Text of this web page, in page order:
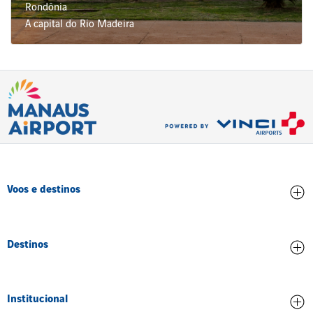
Rondônia
A capital do Rio Madeira
Voos e destinos
Partidas
Destinos
Institucional